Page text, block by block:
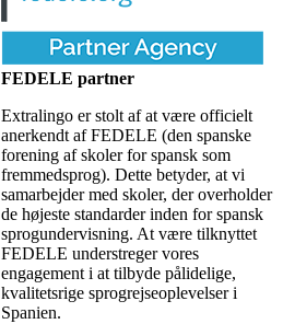
FEDELE partner
Extralingo er stolt af at være officielt
anerkendt af FEDELE (den spanske
forening af skoler for spansk som
fremmedsprog). Dette betyder, at vi
samarbejder med skoler, der overholder
de højeste standarder inden for spansk
sprogundervisning. At være tilknyttet
FEDELE understreger vores
engagement i at tilbyde pålidelige,
kvalitetsrige sprogrejseoplevelser i
Spanien.